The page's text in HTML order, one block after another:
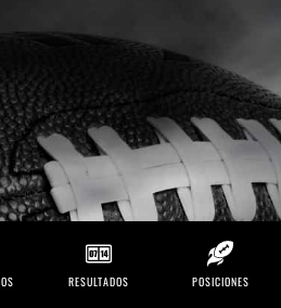
RESULTADOS POSICIONES